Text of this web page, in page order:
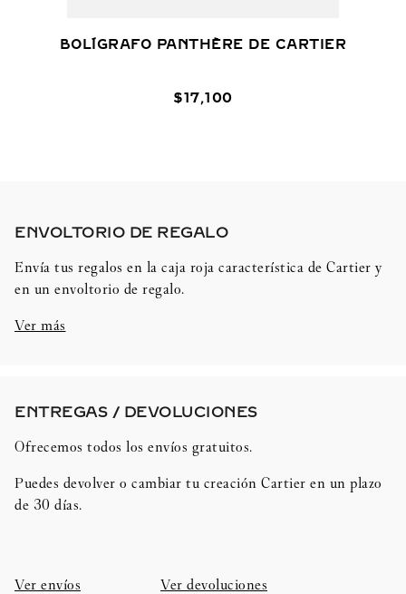
BOLÍGRAFO PANTHÈRE DE CARTIER
$17,100
ENVOLTORIO DE REGALO​
Envía tus regalos en la caja roja característica de Cartier y
en un envoltorio de regalo.
Ver más
ENTREGAS / DEVOLUCIONES​
Ofrecemos todos los envíos gratuitos.
Puedes devolver o cambiar tu creación Cartier en un plazo
de 30 días.​
Ver envíos Ver devoluciones